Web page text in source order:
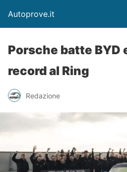
Autoprove.it
Porsche batte BYD
record al Ring
Redazione